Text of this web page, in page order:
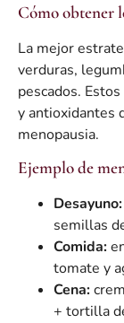
Cómo obtener
La mejor
verduras,
pescados.
y antioxidantes
menopausia.
Ejemplo de
Desayuno:
semillas
Comida:
tomate y
Cena:
+ tortilla